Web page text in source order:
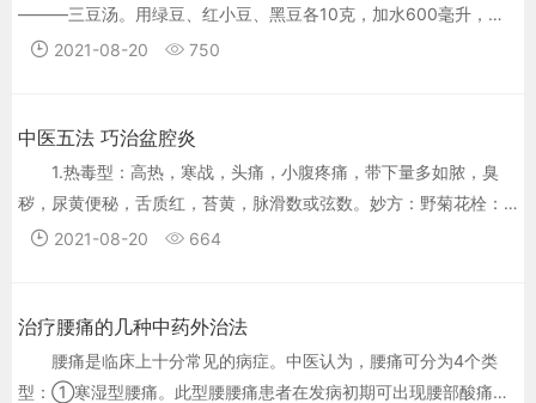
明目之功，预防阳痿、尿频、便秘、腰腿痛、颈椎病、心慌、胸
闷、头痛、头昏等病症。 三、提拉耳尖法 用双手拇、食指夹捏耳
压、失眠、咽喉炎和皮肤病。 四、搓弹双耳法 两手分别轻捏双耳的
耳垂，再搓摩至发红发热。然后揪住耳垂往下拉，再放手让耳垂弹
回。每天两三次，每次20下。此法可促进耳朵的血液循环，有健肾
壮腰之功效。 五、双手拉耳法 左手过头顶向上牵拉右侧耳朵数十
耳廓，手指托后脑壳，用食指压中指弹击24下，可听到“隆隆”之
声，曰击“天鼓”。此刺激可活跃肾脏，有健脑、明目、强肾之功效。
七、全耳按摩法 双手掌心摩擦发热后，向后按摩腹面(即耳正面)，
———三豆汤。用绿豆、红小豆、黑豆各10克，加水600毫升，小
火煎熬成300毫升，可以加适量白糖，让孩子连豆带汤吃下即可，
2021-08-20 750
中医五法 巧治盆腔炎
1.热毒型：高热，寒战，头痛，小腹疼痛，带下量多如脓，臭
秽，尿黄便秘，舌质红，苔黄，脉滑数或弦数。妙方：野菊花栓：
外用，每次1粒，肛门给药，一日1-2次。
2021-08-20 664
治疗腰痛的几种中药外治法
腰痛是临床上十分常见的病症。中医认为，腰痛可分为4个类
型：①寒湿型腰痛。此型腰腰痛患者在发病初期可出现腰部酸痛重